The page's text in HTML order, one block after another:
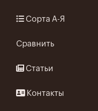
Сорта А-Я
Сравнить
Статьи
Контакты